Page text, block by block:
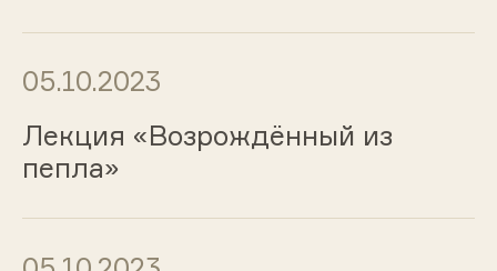
05.10.2023
Лекция «Возрождённый из
пепла»